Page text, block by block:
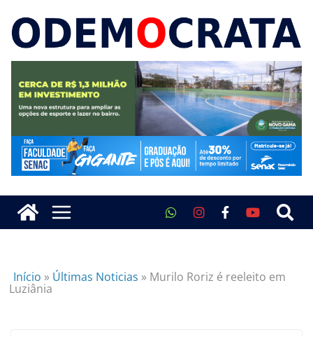
Início » Últimas Noticias » Murilo Roriz é reeleito em
Luziânia